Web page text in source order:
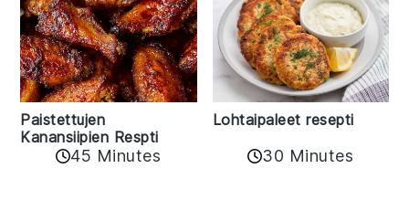
Paistettujen
Kanansiipien Respti
45 Minutes
Lohtaipaleet resepti
30 Minutes